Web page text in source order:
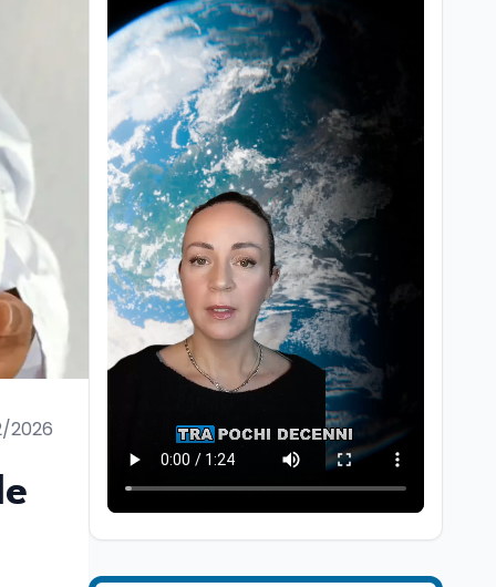
2026
Università5 ago
Consiglio di Stato:
scorrere la graduatoria
per i 500 posti vacanti
dopo il semestre filtro
Lavoro 5 ago
CSVnet ETS
Scuola5 ago